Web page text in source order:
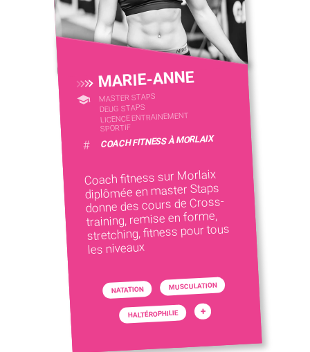
MARIE-ANNE
MASTER STAPS
DEUG STAPS
LICENCE ENTRAINEMENT
SPORTIF
# COACH FITNESS À MORLAIX
Coach fitness sur Morlaix
diplômée en master Staps
donne des cours de Cross-
training, remise en forme,
stretching, fitness pour tous
les niveaux
NATATION MUSCULATION
HALTÉROPHILIE +